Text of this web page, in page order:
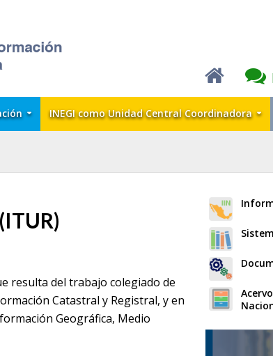
INEGI como Unidad Central Coordinadora
resulta del trabajo colegiado de
Catastral y Registral, y en
Geográfica, Medio